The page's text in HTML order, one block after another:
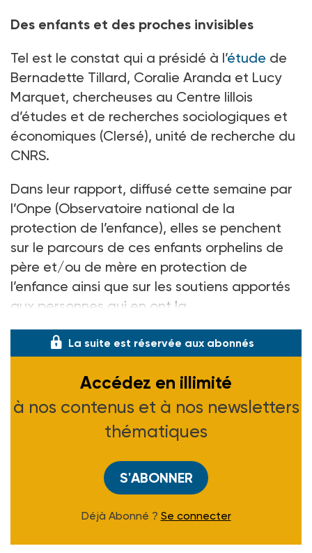
Des enfants et des proches invisibles
Tel est le constat qui a présidé à l’étude de
Bernadette Tillard, Coralie Aranda et Lucy
Marquet, chercheuses au Centre lillois
d’études et de recherches sociologiques et
économiques (Clersé), unité de recherche du
CNRS.
Dans leur rapport, diffusé cette semaine par
l’Onpe (Observatoire national de la
protection de l’enfance), elles se penchent
sur le parcours de ces enfants orphelins de
père et/ou de mère en protection de
l’enfance ainsi que sur les soutiens apportés
aux personnes qui en ont la
La suite est réservée aux abonnés
Accédez en illimité
à nos contenus et à nos newsletters
thématiques
S'ABONNER
Déjà Abonné ? Se connecter